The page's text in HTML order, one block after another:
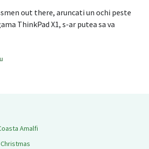
out there, aruncati un ochi peste
ThinkPad X1, s-ar putea sa va
Amalfi